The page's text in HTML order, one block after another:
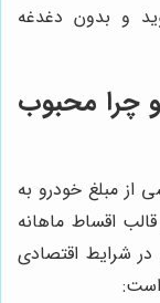
و بدون دغدغه
چرا محبوب
از مبلغ خودرو به
اقساط ماهانه
شرایط اقتصادی
است: